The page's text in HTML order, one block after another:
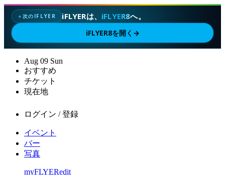
✦次のIFLYER iFLYERは、 iFLYER8へ。
iFLYER8を開く →
Aug 09 Sun
おすすめ
チケット
現在地
ログイン / 登録
イベント
バー
写真
myFLYERedit